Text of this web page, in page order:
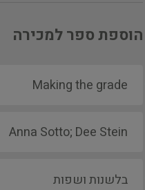
הוספת ספר למכירה